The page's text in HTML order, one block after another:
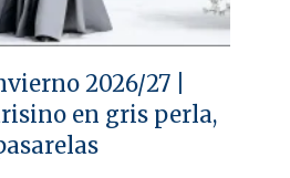
2026/27 |
en gris perla,